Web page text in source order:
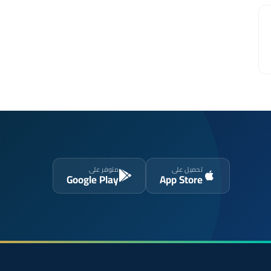
تحميل على
App Store
متوفر على
Google Play